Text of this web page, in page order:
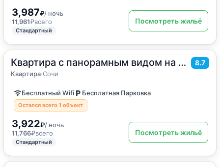
3,987₽/ ночь
11,961₽всего
Стандартный
Посмотреть жильё
Квартира с панорамным видом на море 8.7
Квартира·Сочи
35м2·4 гостя
Квартира
Бесплатный Wifi Бесплатная Парковка
Остался всего 1 объект
3,922₽/ ночь
11,766₽всего
Стандартный
Посмотреть жильё